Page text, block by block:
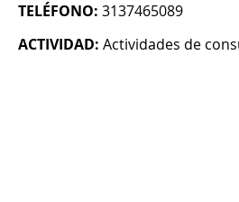
TELÉFONO: 3137465089
ACTIVIDAD: Actividades de